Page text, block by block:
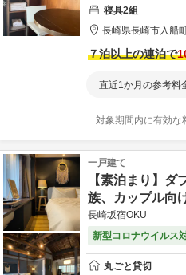
寝具2組
長崎県長崎市入船
７泊以上の連泊で
直近1か月の参考料
対象期間内に有効な
一戸建て
【素泊まり】ダ
族、カップル向
長崎坂宿OKU
新型コロナウイルス
丸ごと貸切